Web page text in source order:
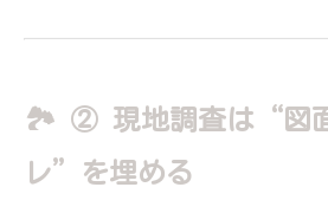
🏞 ② 現地調査は“図
レ”を埋める